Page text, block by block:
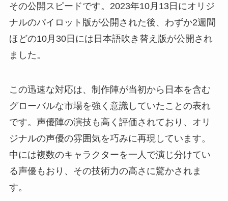
その公開スピードです。2023年10月13日にオリジ
ナルのパイロット版が公開された後、わずか2週間
ほどの10月30日には日本語吹き替え版が公開され
ました。
この迅速な対応は、制作陣が当初から日本を含む
グローバルな市場を強く意識していたことの表れ
です。声優陣の演技も高く評価されており、オリ
ジナルの声優の雰囲気を巧みに再現しています。
中には複数のキャラクターを一人で演じ分けてい
る声優もおり、その技術力の高さに驚かされま
す。